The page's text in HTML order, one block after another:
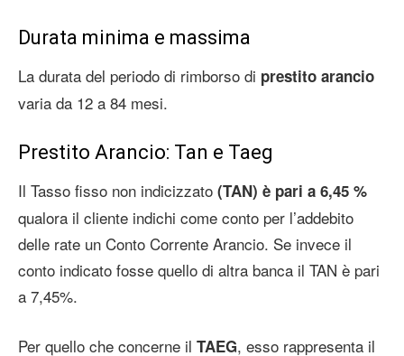
Durata minima e massima
La durata del periodo di rimborso di prestito arancio
varia da 12 a 84 mesi.
Prestito Arancio: Tan e Taeg
Il Tasso fisso non indicizzato (TAN) è pari a 6,45 %
qualora il cliente indichi come conto per l’addebito
delle rate un Conto Corrente Arancio. Se invece il
conto indicato fosse quello di altra banca il TAN è pari
a 7,45%.
Per quello che concerne il TAEG, esso rappresenta il